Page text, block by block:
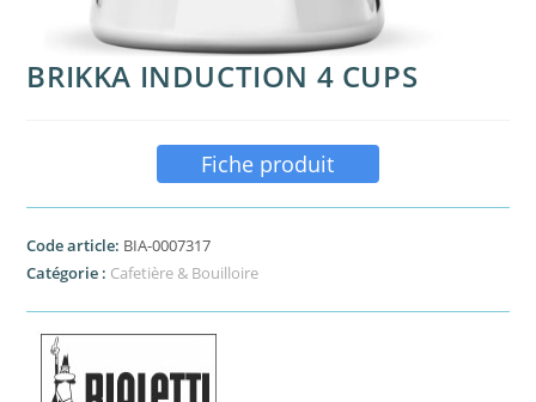
BRIKKA INDUCTION 4 CUPS
Fiche produit
Code article: BIA-0007317
Catégorie : Cafetière & Bouilloire